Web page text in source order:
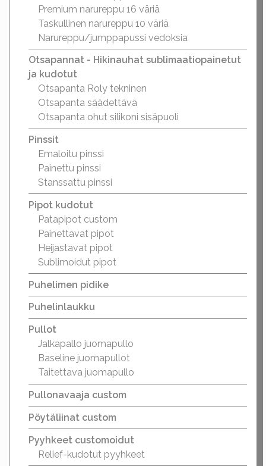
Premium narureppu 16 väriä
Taskullinen narureppu 10 väriä
Narureppu/jumppapussi vedoksia
Otsapannat - Hikinauhat sublimaatiopainetut
ja kudotut
Otsapanta Roly tekninen
Otsapanta säädettävä
Otsapanta ohut silikoni sisäpuoli
Pinssit
Emaloitu pinssi
Painettu pinssi
Stanssattu pinssi
Pipot kudotut
Patapipot custom
Painettavat pipot
Heijastavat pipot
Sublimoidut pipot
Puhelimen pidike
Puhelinlaukku
Pullot
Jalkapallo juomapullo
Baseline juomapullot
Taitettava juomapullo
Pullonavaaja custom
Pöytäliinat custom
Pyyhkeet customoidut
Relief-kudotut pyyhkeet